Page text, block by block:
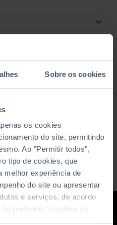
Sobre os cookies
os cookies
do site, permitindo
Ao "Permitir todos",
tipo de cookies, que
melhor experiência de
do site ou apresentar
e serviços, de acordo
pretender escolher os